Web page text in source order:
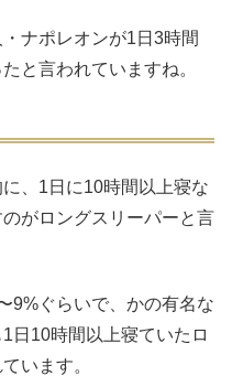
ナポレオンが1日3時間
と言われていますね。
、1日に10時間以上寝な
がロングスリーパーと言
9%ぐらいで、かの有名な
日10時間以上寝ていたロ
います。